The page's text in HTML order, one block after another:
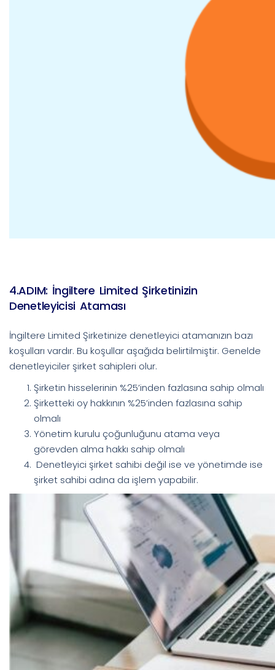
4.ADIM: İngiltere Limited Şirketinizin
Denetleyicisi Ataması
İngiltere Limited Şirketinize denetleyici atamanızın bazı
koşulları vardır. Bu koşullar aşağıda belirtilmiştir. Genelde
denetleyiciler şirket sahipleri olur.
Şirketin hisselerinin %25’inden fazlasına sahip olmalı
Şirketteki oy hakkının %25’inden fazlasına sahip
olmalı
Yönetim kurulu çoğunluğunu atama veya
görevden alma hakkı sahip olmalı
Denetleyici şirket sahibi değil ise ve yönetimde ise
şirket sahibi adına da işlem yapabilir.